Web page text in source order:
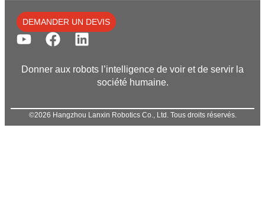
DEMANDER UN DEVIS
Donner aux robots l’intelligence de voir et de servir la
société humaine.
©2026 Hangzhou Lanxin Robotics Co., Ltd. Tous droits réservés.